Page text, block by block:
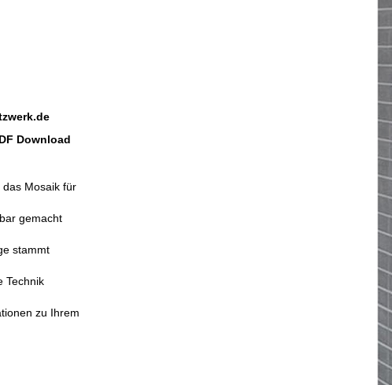
Download
Mosaik für
gemacht
stammt
Technik
zu Ihrem